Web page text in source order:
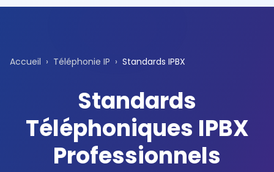
Accueil › Téléphonie IP › Standards IPBX
Standards
Téléphoniques IPBX
Professionnels